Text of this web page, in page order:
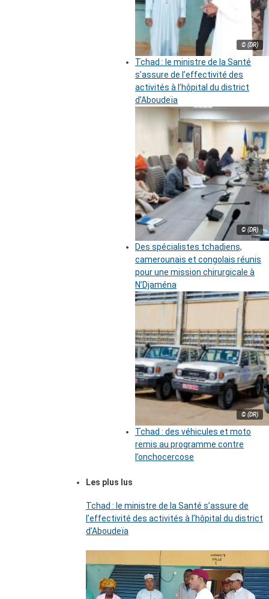
© (DR)
Tchad : le ministre de la Santé
s’assure de l’effectivité des
activités à l’hôpital du district
d’Aboudeïa
© (DR)
Des spécialistes tchadiens,
camerounais et congolais réunis
pour une mission chirurgicale à
N’Djaména
© (DR)
Tchad : des véhicules et moto
remis au programme contre
l’onchocercose
Les plus lus
Tchad : le ministre de la Santé s’assure de
l’effectivité des activités à l’hôpital du district
d’Aboudeïa